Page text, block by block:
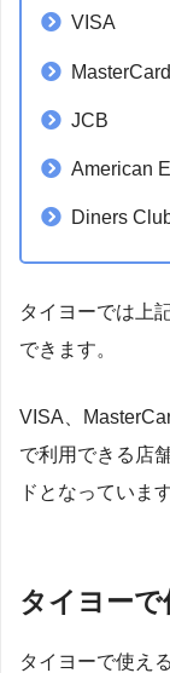
VISA
MasterCard
JCB
American
Diners
タイヨーでは上
できます。
VISA、
で利用できる店
ドとなっています
タイヨー
タイヨーで使え